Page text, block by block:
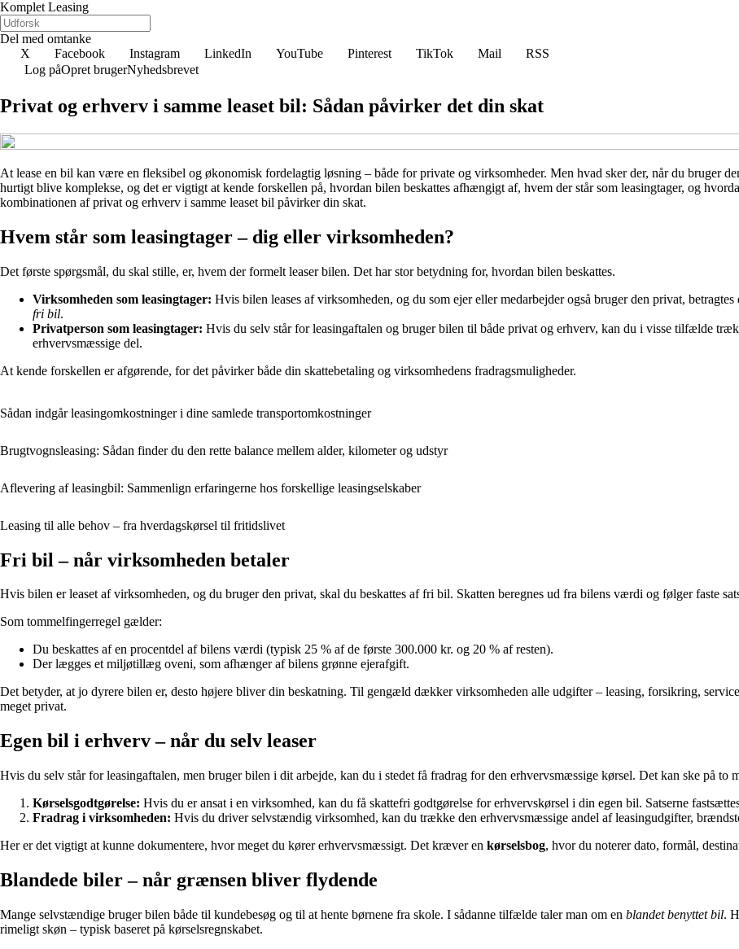
Komplet Leasing
Del med omtanke
X
Facebook Instagram LinkedIn YouTube Pinterest TikTok Mail
RSS
Log påOpret brugerNyhedsbrevet
Privat og erhverv i samme leaset bil: Sådan påvirker det din skat
At lease en bil kan være en fleksibel og økonomisk fordelagtig løsning – både for private og virksomheder. Men hvad sker der, når du bruger
hurtigt blive komplekse, og det er vigtigt at kende forskellen på, hvordan bilen beskattes afhængigt af, hvem der står som leasingtager, og
kombinationen af privat og erhverv i samme leaset bil påvirker din skat.
Hvem står som leasingtager – dig eller virksomheden?
Det første spørgsmål, du skal stille, er, hvem der formelt leaser bilen. Det har stor betydning for, hvordan bilen beskattes.
Virksomheden som leasingtager: Hvis bilen leases af virksomheden, og du som ejer eller medarbejder også bruger den privat,
fri bil.
Privatperson som leasingtager: Hvis du selv står for leasingaftalen og bruger bilen til både privat og erhverv, kan du i visse tilfælde
erhvervsmæssige del.
At kende forskellen er afgørende, for det påvirker både din skattebetaling og virksomhedens fradragsmuligheder.
Sådan indgår leasingomkostninger i dine samlede transportomkostninger
Brugtvognsleasing: Sådan finder du den rette balance mellem alder, kilometer og udstyr
Aflevering af leasingbil: Sammenlign erfaringerne hos forskellige leasingselskaber
Leasing til alle behov – fra hverdagskørsel til fritidslivet
Fri bil – når virksomheden betaler
Hvis bilen er leaset af virksomheden, og du bruger den privat, skal du beskattes af fri bil. Skatten beregnes ud fra bilens værdi og følger faste
Som tommelfingerregel gælder:
Du beskattes af en procentdel af bilens værdi (typisk 25 % af de første 300.000 kr. og 20 % af resten).
Der lægges et miljøtillæg oveni, som afhænger af bilens grønne ejerafgift.
Det betyder, at jo dyrere bilen er, desto højere bliver din beskatning. Til gengæld dækker virksomheden alle udgifter – leasing, forsikring,
meget privat.
Egen bil i erhverv – når du selv leaser
Hvis du selv står for leasingaftalen, men bruger bilen i dit arbejde, kan du i stedet få fradrag for den erhvervsmæssige kørsel. Det kan ske på to
Kørselsgodtgørelse: Hvis du er ansat i en virksomhed, kan du få skattefri godtgørelse for erhvervskørsel i din egen bil. Satserne
Fradrag i virksomheden: Hvis du driver selvstændig virksomhed, kan du trække den erhvervsmæssige andel af leasingudgifter,
Her er det vigtigt at kunne dokumentere, hvor meget du kører erhvervsmæssigt. Det kræver en kørselsbog, hvor du noterer dato, formål,
Blandede biler – når grænsen bliver flydende
Mange selvstændige bruger bilen både til kundebesøg og til at hente børnene fra skole. I sådanne tilfælde taler man om en blandet benyttet bil.
rimeligt skøn – typisk baseret på kørselsregnskabet.